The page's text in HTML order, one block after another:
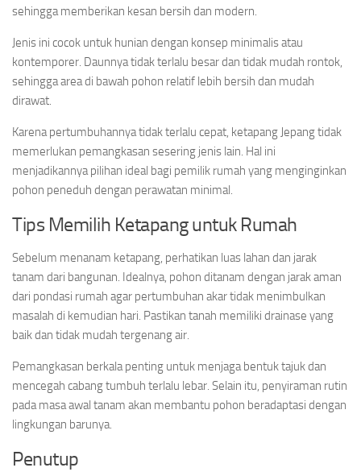
sehingga memberikan kesan bersih dan modern.
Jenis ini cocok untuk hunian dengan konsep minimalis atau
kontemporer. Daunnya tidak terlalu besar dan tidak mudah rontok,
sehingga area di bawah pohon relatif lebih bersih dan mudah
dirawat.
Karena pertumbuhannya tidak terlalu cepat, ketapang Jepang tidak
memerlukan pemangkasan sesering jenis lain. Hal ini
menjadikannya pilihan ideal bagi pemilik rumah yang menginginkan
pohon peneduh dengan perawatan minimal.
Tips Memilih Ketapang untuk Rumah
Sebelum menanam ketapang, perhatikan luas lahan dan jarak
tanam dari bangunan. Idealnya, pohon ditanam dengan jarak aman
dari pondasi rumah agar pertumbuhan akar tidak menimbulkan
masalah di kemudian hari. Pastikan tanah memiliki drainase yang
baik dan tidak mudah tergenang air.
Pemangkasan berkala penting untuk menjaga bentuk tajuk dan
mencegah cabang tumbuh terlalu lebar. Selain itu, penyiraman rutin
pada masa awal tanam akan membantu pohon beradaptasi dengan
lingkungan barunya.
Penutup